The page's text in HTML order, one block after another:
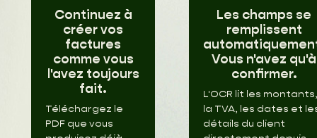
Continuez à
créer vos
factures
comme vous
l'avez toujours
fait.
Téléchargez le
PDF que vous
Les champs se
remplissent
Vous n'avez qu'à
confirmer.
L'OCR lit les montants,
la TVA, les dates et
détails du client